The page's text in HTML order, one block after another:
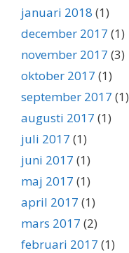
januari 2018 (1)
december 2017 (1)
november 2017 (3)
oktober 2017 (1)
september 2017 (1)
augusti 2017 (1)
juli 2017 (1)
juni 2017 (1)
maj 2017 (1)
april 2017 (1)
mars 2017 (2)
februari 2017 (1)